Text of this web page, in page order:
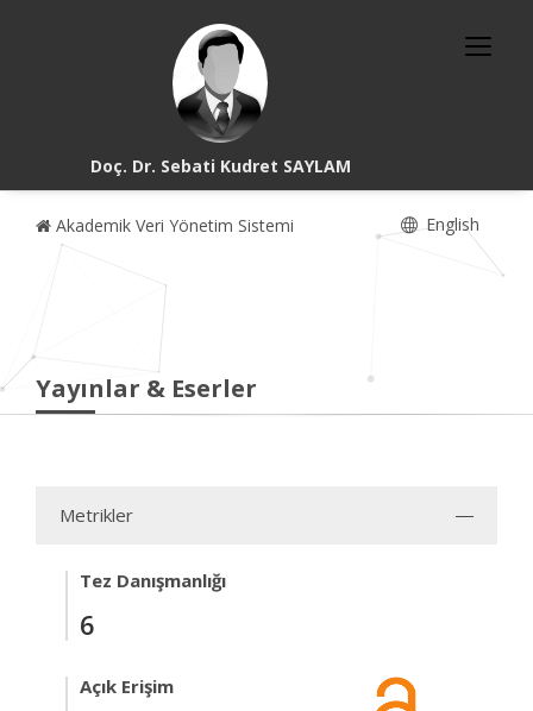
Doç. Dr. Sebati Kudret SAYLAM
Akademik Veri Yönetim Sistemi English
Yayınlar & Eserler
Metrikler
Tez Danışmanlığı
6
Açık Erişim